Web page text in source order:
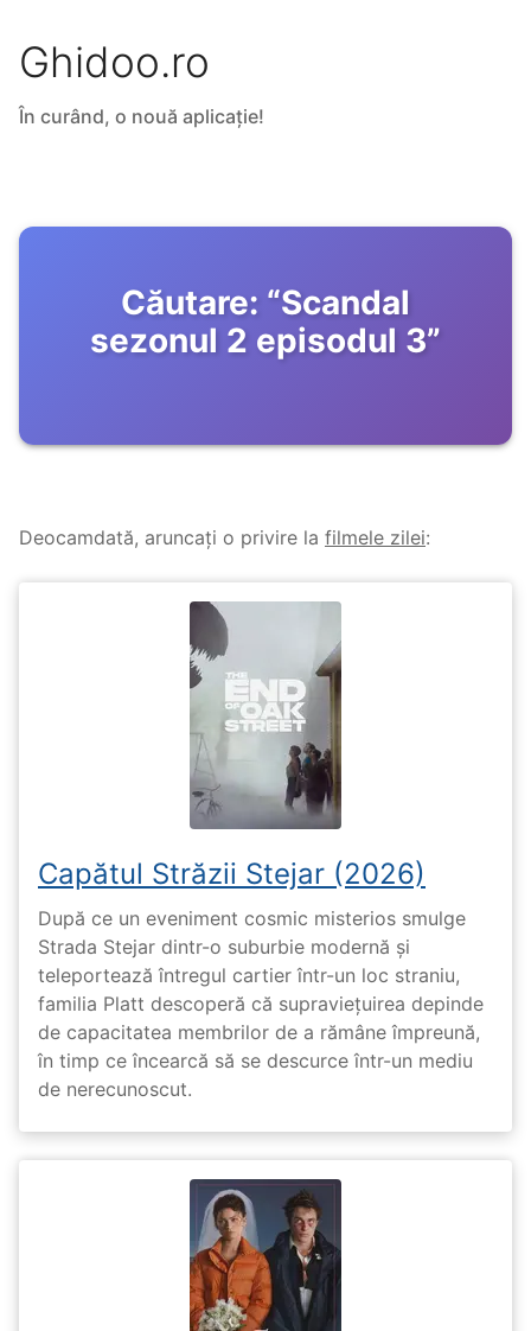
Ghidoo.ro
În curând, o nouă aplicație!
Căutare: “Scandal
sezonul 2 episodul 3”
Deocamdată, aruncați o privire la filmele zilei:
Capătul Străzii Stejar (2026)
După ce un eveniment cosmic misterios smulge
Strada Stejar dintr-o suburbie modernă și
teleportează întregul cartier într-un loc straniu,
familia Platt descoperă că supraviețuirea depinde
de capacitatea membrilor de a rămâne împreună,
în timp ce încearcă să se descurce într-un mediu
de nerecunoscut.